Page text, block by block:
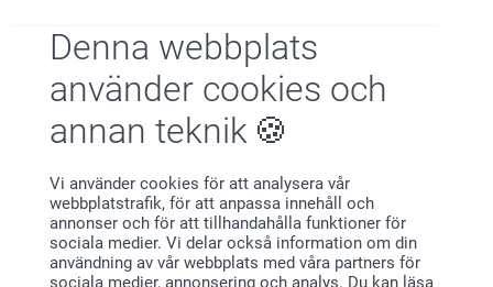
Denna webbplats
använder cookies och
annan teknik
Vi använder cookies för att analysera vår
webbplatstrafik, för att anpassa innehåll och
annonser och för att tillhandahålla funktioner för
sociala medier. Vi delar också information om din
användning av vår webbplats med våra partners för
sociala medier, annonsering och analys. Du kan läsa
smartphoto
Nöjd kundgaranti